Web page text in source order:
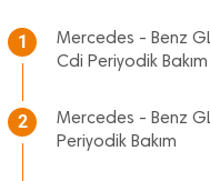
1
Mercedes - Benz
Cdi Periyodik Bakım
2
Mercedes - Benz
Periyodik Bakım